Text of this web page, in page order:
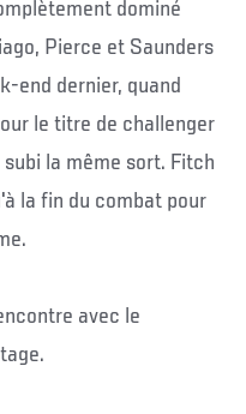
dominé
Pierce et Saunders
end dernier, quand
le titre de challenger
la même sort. Fitch
la fin du combat pour
avec le